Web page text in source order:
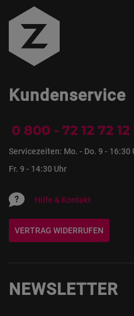
Kundenservice
0 800 - 72 12 72 12
Servicezeiten: Mo. - Do. 9 - 16:30
Fr. 9 - 14:30 Uhr
Hilfe & Kontakt
VERTRAG WIDERRUFEN
NEWSLETTER